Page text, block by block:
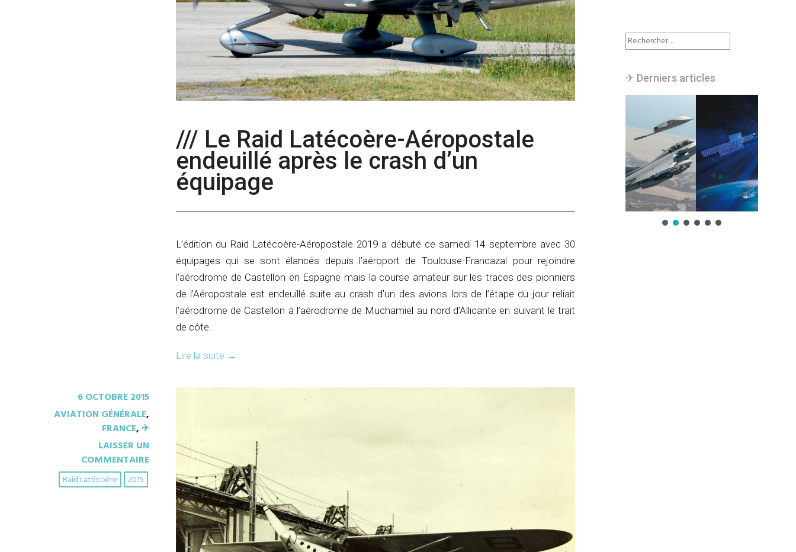
/// Le Raid Latécoère-Aéropostale
endeuillé après le crash d’un
équipage
L’édition du Raid Latécoère-Aéropostale 2019 a débuté ce samedi 14 septembre avec 30
équipages qui se sont élancés depuis l’aéroport de Toulouse-Francazal pour rejoindre
l’aérodrome de Castellon en Espagne mais la course amateur sur les traces des pionniers
de l’Aéropostale est endeuillé suite au crash d’un des avions lors de l’étape du jour reliait
l’aérodrome de Castellon à l’aérodrome de Muchamiel au nord d’Allicante en suivant le trait
de côte.
Lire la suite →
6 OCTOBRE 2015
AVIATION GÉNÉRALE,
FRANCE, ✈︎
LAISSER UN
COMMENTAIRE
2015
Raid Latécoère
Rechercher :
✈︎ Derniers articles